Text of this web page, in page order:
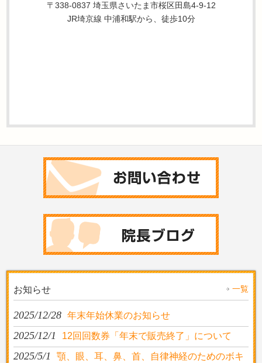
〒338-0837 埼玉県さいたま市桜区田島4-9-12
JR埼京線 中浦和駅から、徒歩10分
お知らせ 一覧
2025/12/28 年末年始休業のお知らせ
2025/12/1 12回回数券「年末で販売終了」について
2025/5/1
顎、眼、耳、鼻、首、自律神経のためのボキ